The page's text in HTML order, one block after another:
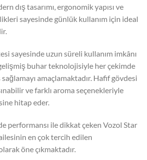
dış tasarımı, ergonomik yapısı ve
sayesinde günlük kullanım için ideal
sayesinde uzun süreli kullanım imkânı
buhar teknolojisiyle her çekimde
amaçlamaktadır. Hafif gövdesi
ve farklı aroma seçenekleriyle
hitap eder.
performansı ile dikkat çeken Vozol Star
en çok tercih edilen
öne çıkmaktadır.